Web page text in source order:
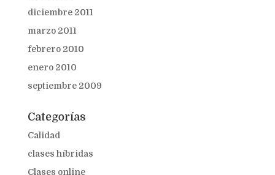
diciembre 2011
marzo 2011
febrero 2010
enero 2010
septiembre 2009
Categorías
Calidad
clases híbridas
Clases online